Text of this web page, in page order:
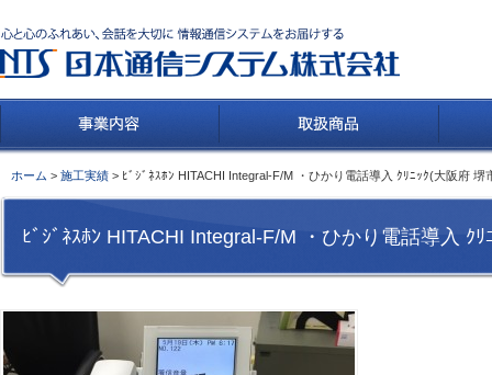
ホーム > 施工実績 > ﾋﾞｼﾞﾈｽﾎﾝ HITACHI Integral-F/M ・ひかり電話導入 ｸﾘﾆｯｸ(大阪府 堺
ﾋﾞｼﾞﾈｽﾎﾝ HITACHI Integral-F/M ・ひかり電話導入 ｸ